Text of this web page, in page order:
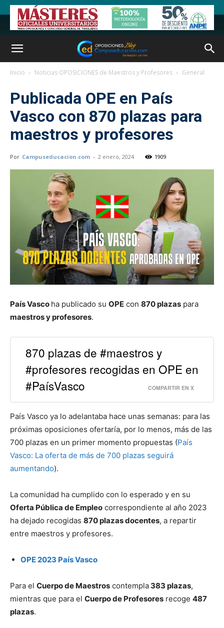
Inicio Noticias OPOSICIONES de Maestros y Profesores General
Publicada OPE en País
Vasco con 870 plazas para
maestros y profesores
Por Campuseducacion.com - 2 enero, 2024 1909
País Vasco ha publicado su OPE con 870 plazas para
maestros y profesores.
870 plazas de #maestros y
#profesores recogidas en OPE en
#PaísVasco
COMPARTIR EN X
País Vasco ya lo adelantaba hace unas semanas: para las
próximas oposiciones ofertaría, por lo menos, más de las
700 plazas en un primer momento propuestas (País
Vasco: La oferta de más de 700 plazas seguirá
aumentando).
La comunidad ha cumplido con lo esperado y en su
Oferta Pública de Empleo correspondiente al año 2023
ha dejado recogidas 870 plazas docentes, a repartir
entre maestros y profesores.
OPE 2023 País Vasco
Para el Cuerpo de Maestros contempla 383 plazas,
mientras que para el Cuerpo de Profesores recoge 487
plazas.